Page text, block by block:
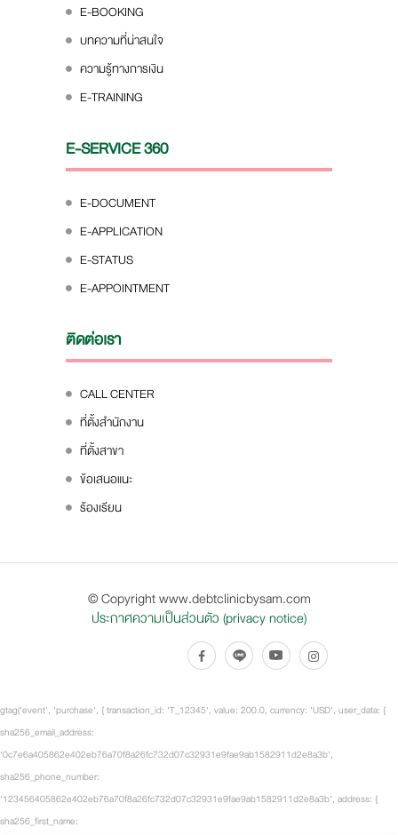
E-BOOKING
บทความที่น่าสนใจ
ความรู้ทางการเงิน
E-TRAINING
E-SERVICE 360
E-DOCUMENT
E-APPLICATION
E-STATUS
E-APPOINTMENT
ติดต่อเรา
CALL CENTER
ที่ตั้งสำนักงาน
ที่ตั้งสาขา
ข้อเสนอแนะ
ร้องเรียน
© Copyright www.debtclinicbysam.com
ประกาศความเป็นส่วนตัว (privacy notice)
gtag('event', 'purchase', { transaction_id: 'T_12345', value: 200.0, currency: 'USD', user_data: {
sha256_email_address:
'0c7e6a405862e402eb76a70f8a26fc732d07c32931e9fae9ab1582911d2e8a3b',
sha256_phone_number:
'123456405862e402eb76a70f8a26fc732d07c32931e9fae9ab1582911d2e8a3b', address: {
sha256_first_name: